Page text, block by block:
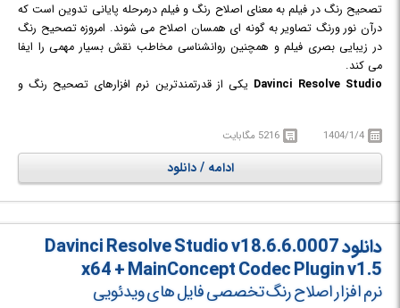
تصحیح رنگ در فیلم به معنای اصلاح رنگ و فیلم درمرحله پایانی تدوین است که
درآن نور ورنگ تصاویر به گونه ای همسان اصلاح می شوند. امروزه تصحیح رنگ
در زیبایی بصری فیلم و همچنین روانشناسی مخاطب نقش بسیار مهمی را ایفا
می کند.
Davinci Resolve Studio یکی از قدرتمندترین نرم افزارهای تصحیح رنگ و
اصلاح رنگ (Color Correction) قرار داده است. با استفاده از این نرم افزار حرفه
ای، هزاران قابلیت و امکانات ویژه فقط و فقط برای اصلاح رنگ، در اختیار خواهید
داشت تا بتوانید به بهترین نحو ممکن خروجی مناسبی از ویدیو‌های خود به
دست آورید. لازم به ذکر است Davinci Resolve Studio از سه بخش تشکیل
Resolve است که به نام Davinci Resolve Lite معروف است. مهم ترین
خصوصیت Davinci Resolve را می توان سرعت بی نظیر این برنامه دانست.
1404/1/4 5216 مگابایت
ادامه / دانلود
دانلود Davinci Resolve Studio v18.6.6.0007
x64 + MainConcept Codec Plugin v1.5
نرم افزار اصلاح رنگ تخصصی فایل های ویدئویی